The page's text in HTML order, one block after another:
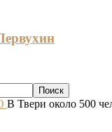
В Твери около 500